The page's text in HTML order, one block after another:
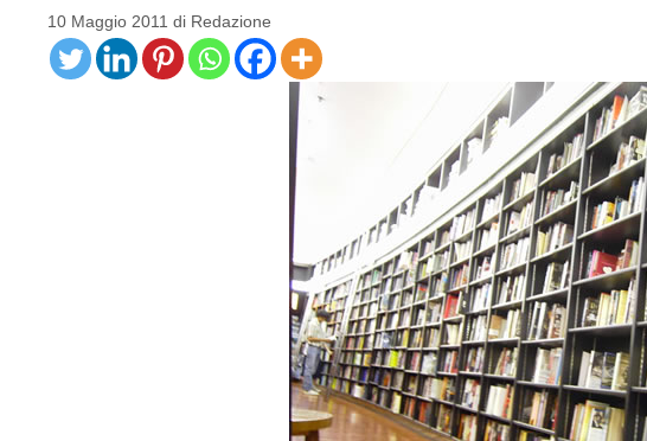
10 Maggio 2011 di Redazione